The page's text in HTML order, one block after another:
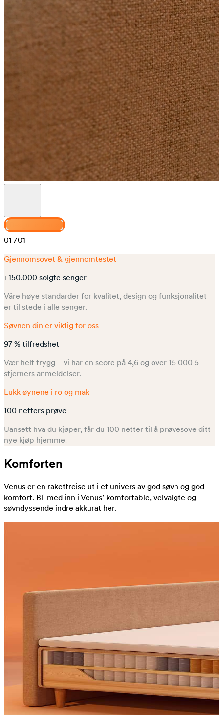
01 /01
Gjennomsovet & gjennomtestet
+150.000 solgte senger
Våre høye standarder for kvalitet, design og funksjonalitet
er til stede i alle senger.
Søvnen din er viktig for oss
97 % tilfredshet
Vær helt trygg—vi har en score på 4,6 og over 15 000 5-
stjerners anmeldelser.
Lukk øynene i ro og mak
100 netters prøve
Uansett hva du kjøper, får du 100 netter til å prøvesove ditt
nye kjøp hjemme.
Komforten
Venus er en rakettreise ut i et univers av god søvn og god
komfort. Bli med inn i Venus’ komfortable, velvalgte og
søvndyssende indre akkurat her.